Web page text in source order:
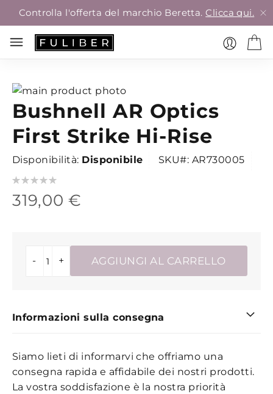
Controlla l'offerta del marchio Beretta.Clicca qui.
Vai
alla
fine
della
di
immagini
Vai
all'inizio
della
di
immagini
Bushnell AR Optics
First Strike Hi-Rise
Disponibilità: Disponibile SKU
AR730005
Valutazione:
319,00 €
+
- AGGIUNGI AL CARRELLO
Informazioni sulla consegna
Siamo lieti di informarvi che offriamo una
consegna rapida e affidabile dei nostri prodotti.
La vostra soddisfazione è la nostra priorità